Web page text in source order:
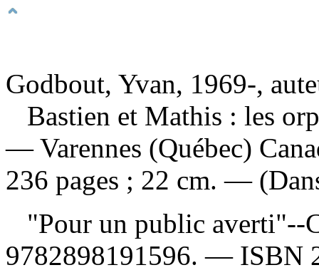
Godbout, Yvan, 1969-,
Bastien et Mathis : les
— Varennes (Québec)
236 pages ; 22 cm. —
"Pour un public
9782898191596. — ISBN